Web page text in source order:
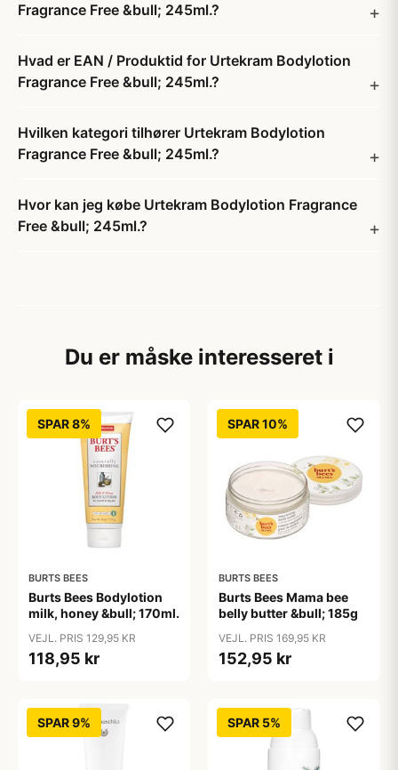
Fragrance Free &bull; 245ml.?
Hvad er EAN / Produktid for Urtekram Bodylotion
Fragrance Free &bull; 245ml.?
Hvilken kategori tilhører Urtekram Bodylotion
Fragrance Free &bull; 245ml.?
Hvor kan jeg købe Urtekram Bodylotion Fragrance
Free &bull; 245ml.?
Du er måske interesseret i
SPAR 8%
BURTS BEES
Burts Bees Bodylotion
milk, honey &bull; 170ml.
VEJL. PRIS 129,95 KR
118,95 kr
SPAR 10%
BURTS BEES
Burts Bees Mama bee
belly butter &bull; 185g
VEJL. PRIS 169,95 KR
152,95 kr
SPAR 9% SPAR 5%